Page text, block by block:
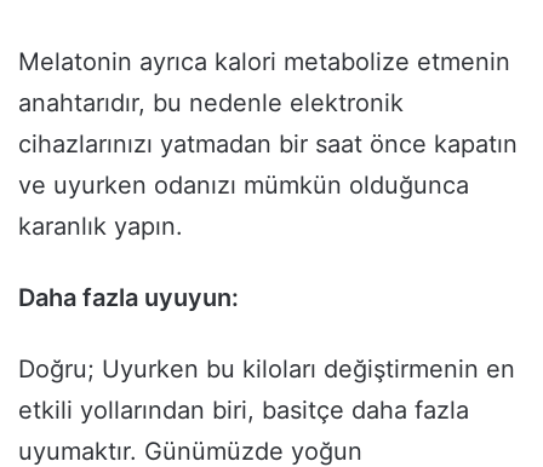
Melatonin ayrıca kalori metabolize etmenin
anahtarıdır, bu nedenle elektronik
cihazlarınızı yatmadan bir saat önce kapatın
ve uyurken odanızı mümkün olduğunca
karanlık yapın.
Daha fazla uyuyun:
Doğru; Uyurken bu kiloları değiştirmenin en
etkili yollarından biri, basitçe daha fazla
uyumaktır. Günümüzde yoğun